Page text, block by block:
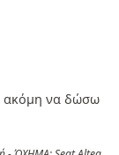
ακόμη να δώσω